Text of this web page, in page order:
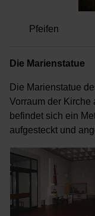
Pfeifen
Die Marienstatue
Die Marienstatue
Vorraum der Kirche
befindet sich ein
aufgesteckt und